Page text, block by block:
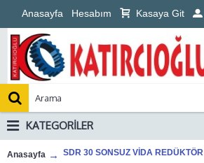
Anasayfa Hesabım Kasaya Git
KATEGORILER
Anasayfa SDR 30 SONSUZ VİDA REDÜKTÖR